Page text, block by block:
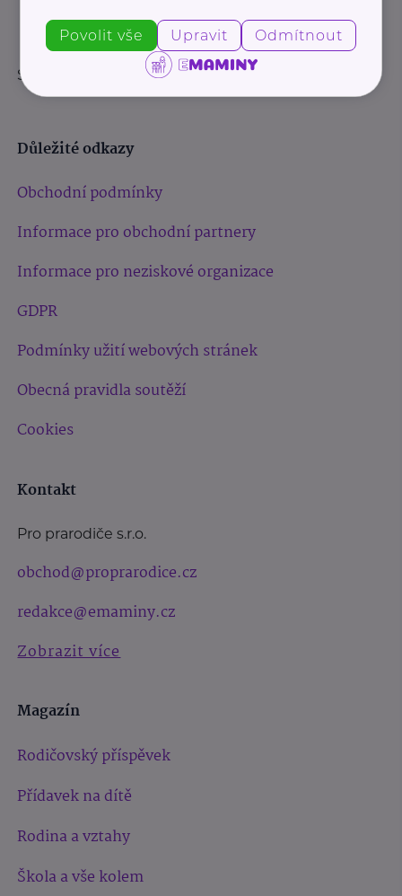
Sledujte nás:
Důležité odkazy
Obchodní podmínky
Informace pro obchodní partnery
Informace pro neziskové organizace
GDPR
Podmínky užití webových stránek
Obecná pravidla soutěží
Cookies
Kontakt
Pro prarodiče s.r.o.
obchod@proprarodice.cz
redakce@emaminy.cz
Zobrazit více
Magazín
Rodičovský příspěvek
Přídavek na dítě
Rodina a vztahy
Škola a vše kolem
Povolit vše Upravit Odmítnout